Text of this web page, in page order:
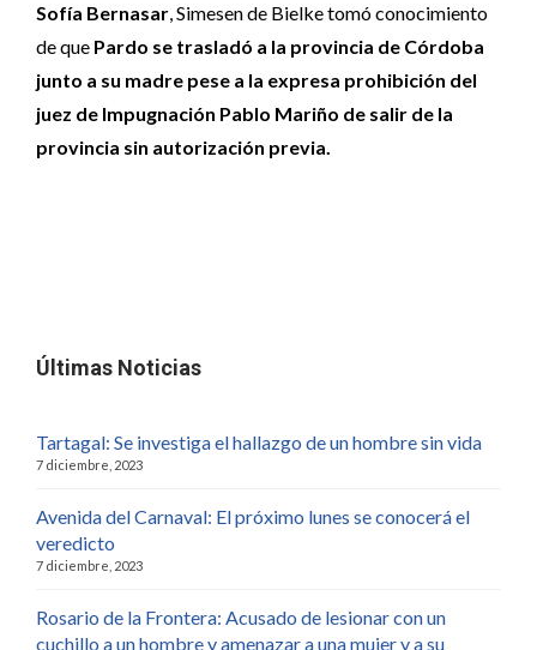
Sofía Bernasar, Simesen de Bielke tomó conocimiento
de que Pardo se trasladó a la provincia de Córdoba
junto a su madre pese a la expresa prohibición del
juez de Impugnación Pablo Mariño de salir de la
provincia sin autorización previa.
Últimas Noticias
Tartagal: Se investiga el hallazgo de un hombre sin vida
7 diciembre, 2023
Avenida del Carnaval: El próximo lunes se conocerá el
veredicto
7 diciembre, 2023
Rosario de la Frontera: Acusado de lesionar con un
cuchillo a un hombre y amenazar a una mujer y a su